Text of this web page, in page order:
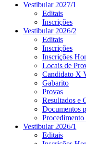
Vestibular 2027/1
Editais
Inscrições
Vestibular 2026/2
Editais
Inscrições
Inscrições
Locais de
Candidato X
Gabarito
Provas
Resultados e
Documentos
Vestibular 2026/1
Editais